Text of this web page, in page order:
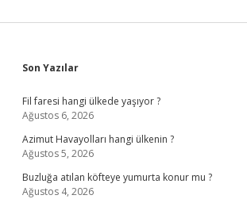
Sidebar
Son Yazılar
Fil faresi hangi ülkede yaşıyor ?
Ağustos 6, 2026
Azimut Havayolları hangi ülkenin ?
Ağustos 5, 2026
Buzluğa atılan köfteye yumurta konur mu ?
Ağustos 4, 2026